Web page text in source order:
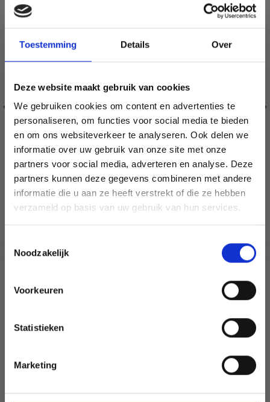
Toestemming Details Over
Deze website maakt gebruik van cookies
We gebruiken cookies om content en advertenties te
personaliseren, om functies voor social media te bieden
en om ons websiteverkeer te analyseren. Ook delen we
informatie over uw gebruik van onze site met onze
partners voor social media, adverteren en analyse. Deze
partners kunnen deze gegevens combineren met andere
informatie die u aan ze heeft verstrekt of die ze hebben
verzameld op basis van uw gebruik van hun services.
Noodzakelijk
Voorkeuren
Statistieken
Marketing
LINDEHOBBY FUZZY
CHENILLE
100% Polyester
EUR 6.45
Voir toutes les options
LINDEHOBBY VELVET
LUX
100% Polyester
EUR 2.99EUR 5.95
L'offre expire le 31/08/2026
Voir toutes les options
Économisez jusqu'à 50 %
Soyez le premier à connaître nos soldes et
Wil je liever nieuws ontvangen over onze
Nederlands?